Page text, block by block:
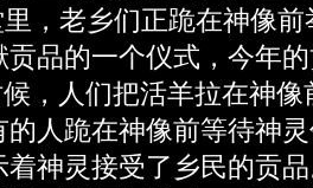
老乡们正跪在神像前
品的一个仪式，今年
，人们把活羊拉在神
人跪在神像前等待神
神灵接受了乡民的贡